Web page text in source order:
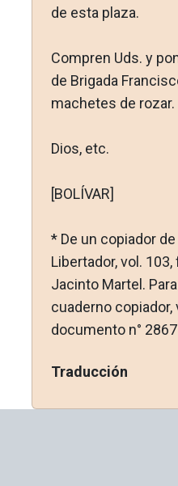
de esta plaza.
Compren Uds. y
de Briga­da
machetes de rozar.
Dios, etc.
[BOLÍVAR]
* De un copiador
Libertador, vol.
Jacinto Martel.
cuaderno copiador,
docu­mento n°
Traducción